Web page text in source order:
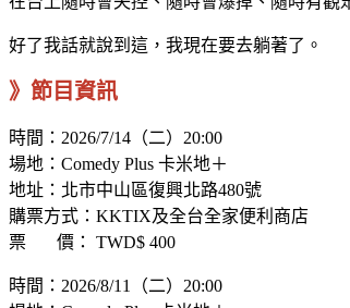
好了我話就說到這，我現在要去躺著了。
》節目資訊
時間：2026/7/14（二）20:00
場地：Comedy Plus 卡米地＋
地址：北市中山區復興北路480號
購票方式：KKTIX及全台全家便利商店
票 價： TWD$ 400
時間：2026/8/11（二）20:00